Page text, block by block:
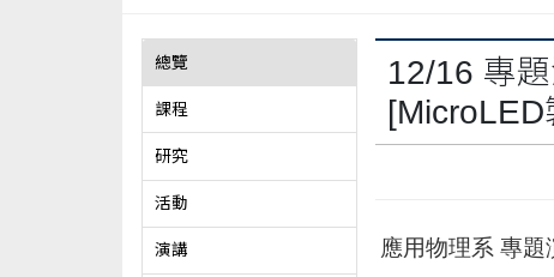
總覽
課程
研究
活動
演講
12/16 專
應用物理系 專題